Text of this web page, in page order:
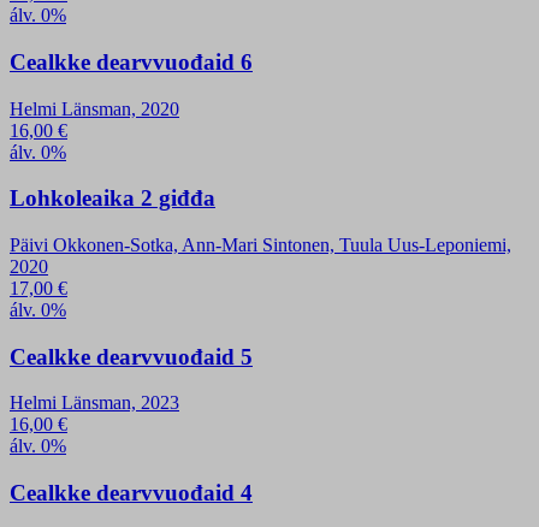
álv. 0%
Cealkke dearvvuođaid 6
Helmi Länsman, 2020
16,00 €
álv. 0%
Lohkoleaika 2 giđđa
Päivi Okkonen-Sotka, Ann-Mari Sintonen, Tuula Uus-Leponiemi,
2020
17,00 €
álv. 0%
Cealkke dearvvuođaid 5
Helmi Länsman, 2023
16,00 €
álv. 0%
Cealkke dearvvuođaid 4